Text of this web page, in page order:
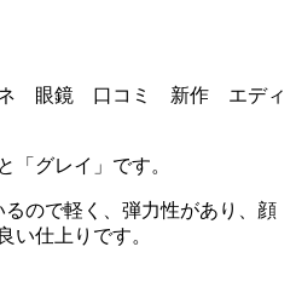
「グレイ」です。
ので軽く、弾力性があり、顔
い仕上りです。